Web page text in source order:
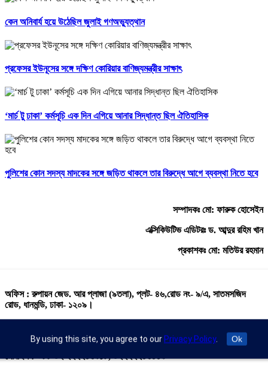
কেন অনিবার্য হয়ে উঠেছিল জুলাই গণঅভ্যুত্থান
প্রফেসর ইউনূসের সঙ্গে দক্ষিণ কোরিয়ার বাণিজ্যমন্ত্রীর সাক্ষাৎ
‘মার্চ টু ঢাকা’ কর্মসূচি এক দিন এগিয়ে আনার সিদ্ধান্ত ছিল ঐতিহাসিক
পুলিশের কোন সদস্য মাদকের সঙ্গে জড়িত থাকলে তার বিরুদ্ধে আগে ব্যবস্থা নিতে হবে
সম্পাদকঃ মো: ফারুক হোসেইন
এক্সিকিউটিভ এডিটরঃ ড. আব্দুর রহিম খান
প্রকাশকঃ মো: মতিউর রহমান
অফিস : রুপায়ন জেড. আর প্লাজা (৯তলা), প্লট- ৪৬,রোড নং- ৯/এ, সাতমসজিদ
রোড, ধানমন্ডি, ঢাকা- ১২০৯।
banglanewsnetwork@gmail.com
মোবাইল : +৮৮ ০২ ২২২২৪৬৯১৮, ০২২২২২৪৬৪৪৯
By using this site, you agree to ourPrivacy Policy. Ok